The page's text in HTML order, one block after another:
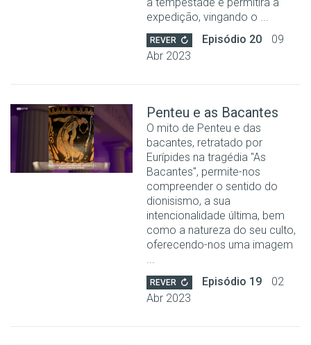
expedição, vingando o ...
REVER Episódio 20
09
Abr 2023
Penteu e as Bacantes
O mito de Penteu e das
bacantes, retratado por
Eurípides na tragédia "As
Bacantes", permite-nos
compreender o sentido do
dionisismo, a sua
intencionalidade última, bem
como a natureza do seu culto,
oferecendo-nos uma imagem
REVER Episódio 19
02
Abr 2023